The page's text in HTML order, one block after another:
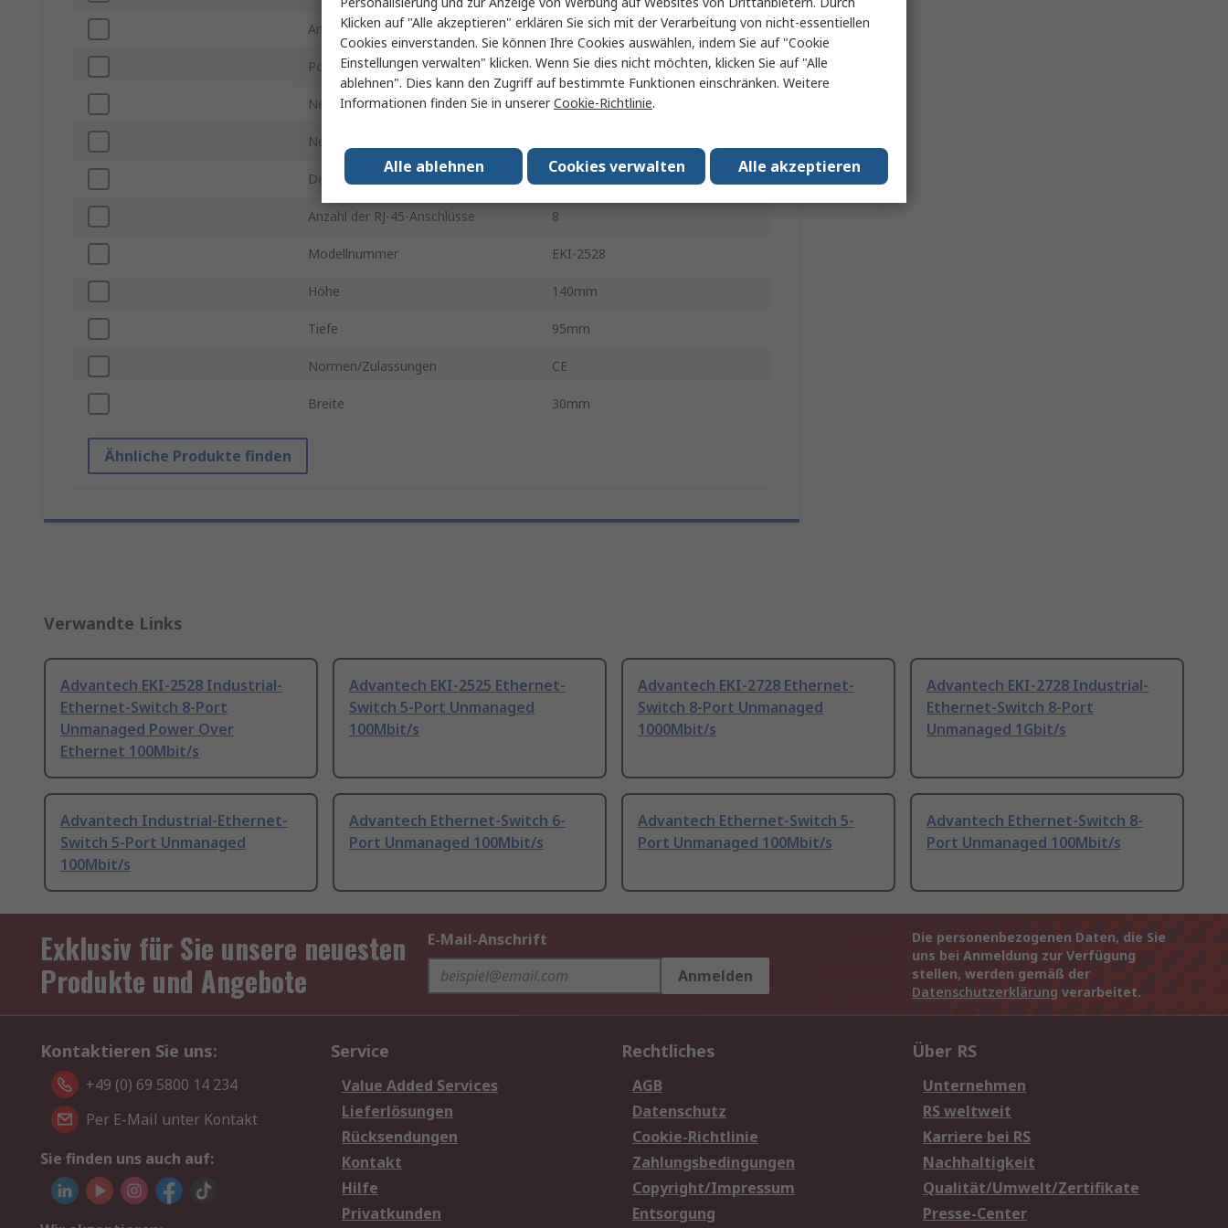
Anzahl der Anschlüsse 8
Power Over Ethernet Ja
Netzwerkswitch Type Unmanaged
Netzwerkgeschwindigkeit
Desktop/Rack-Montage
Anzahl der RJ-45-Anschlüsse 8
Modellnummer EKI-2528
Höhe 140mm
Tiefe 95mm
Normen/Zulassungen CE
Breite 30mm
Ähnliche Produkte finden
Verwandte Links
Advantech EKI-2528 Industrial-
Ethernet-Switch 8-Port
Unmanaged Power Over
Ethernet 100Mbit/s
Advantech EKI-2525 Ethernet-
Switch 5-Port Unmanaged
100Mbit/s
Advantech EKI-2728 Ethernet-
Switch 8-Port Unmanaged
1000Mbit/s
Advantech EKI-2728 Industrial-
Ethernet-Switch 8-Port
Unmanaged 1Gbit/s
Advantech Industrial-Ethernet-
Switch 5-Port Unmanaged
100Mbit/s
Advantech Ethernet-Switch 6-
Port Unmanaged 100Mbit/s
Advantech Ethernet-Switch 5-
Port Unmanaged 100Mbit/s
Advantech Ethernet-Switch 8-
Port Unmanaged 100Mbit/s
Exklusiv für Sie unsere neuesten
Produkte und Angebote
E-Mail-Anschrift
Anmelden
Die personenbezogenen Daten, die Sie
uns bei Anmeldung zur Verfügung
stellen, werden gemäß der
Datenschutzerklärung verarbeitet.
Kontaktieren Sie uns:
+49 (0) 69 5800 14 234
Per E-Mail unter Kontakt
Sie finden uns auch auf:
Service
Value Added Services
Lieferlösungen
Rücksendungen
Kontakt
Hilfe
Privatkunden
Rechtliches
AGB
Datenschutz
Cookie-Richtlinie
Zahlungsbedingungen
Copyright/Impressum
Entsorgung
Über RS
Unternehmen
RS weltweit
Karriere bei RS
Nachhaltigkeit
Qualität/Umwelt/Zertifikate
Presse-Center
Klicken auf "Alle akzeptieren" erklären Sie sich mit der Verarbeitung von nicht-essentiellen
Cookies einverstanden. Sie können Ihre Cookies auswählen, indem Sie auf "Cookie
Einstellungen verwalten" klicken. Wenn Sie dies nicht möchten, klicken Sie auf "Alle
ablehnen". Dies kann den Zugriff auf bestimmte Funktionen einschränken. Weitere
Informationen finden Sie in unsererCookie-Richtlinie.
Alle akzeptieren
Cookies verwalten
Alle ablehnen